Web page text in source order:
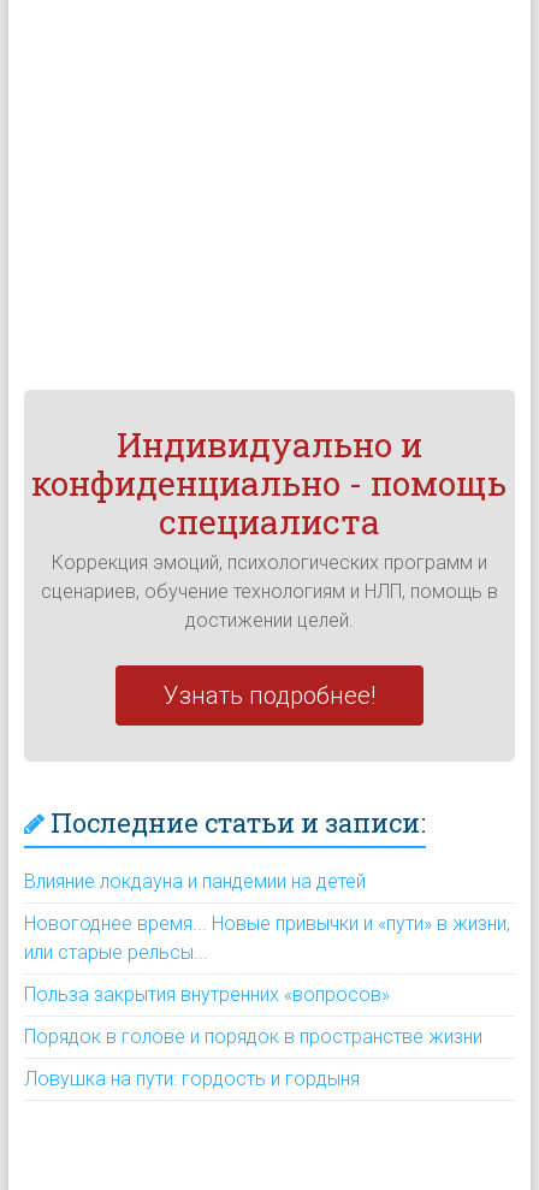
Индивидуально и
конфиденциально - помощь
специалиста
Коррекция эмоций, психологических программ и
сценариев, обучение технологиям и НЛП, помощь в
достижении целей.
Узнать подробнее!
Последние статьи и записи:
Влияние локдауна и пандемии на детей
Новогоднее время... Новые привычки и «пути» в жизни,
или старые рельсы...
Польза закрытия внутренних «вопросов»
Порядок в голове и порядок в пространстве жизни
Ловушка на пути: гордость и гордыня